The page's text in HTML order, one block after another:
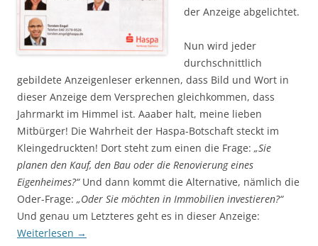
der Anzeige abgelichtet.
Nun wird jeder
durchschnittlich
gebildete Anzeigenleser erkennen, dass Bild und Wort in
dieser Anzeige dem Versprechen gleichkommen, dass
Jahrmarkt im Himmel ist. Aaaber halt, meine lieben
Mitbürger! Die Wahrheit der Haspa-Botschaft steckt im
Kleingedruckten! Dort steht zum einen die Frage: „Sie
planen den Kauf, den Bau oder die Renovierung eines
Eigenheimes?“Und dann kommt die Alternative, nämlich die
Oder-Frage: „Oder Sie möchten in Immobilien investieren?“
Und genau um Letzteres geht es in dieser Anzeige:
Weiterlesen →